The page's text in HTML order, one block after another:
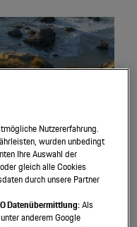
Nutzererfahrung.
wurden unbedingt
Ihre Auswahl der
gleich alle Cookies
durch unsere Partner
Datenübermittlung:Als
anderem Google